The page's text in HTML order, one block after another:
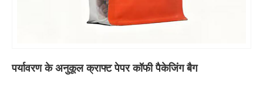
पर्यावरण के अनुकूल क्राफ्ट पेपर कॉफी पैकेजिंग बैग